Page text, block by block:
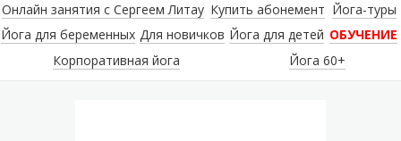
Онлайн занятия с Сергеем Литау Купить абонемент Йога-туры
Йога для беременных Для новичков Йога для детей ОБУЧЕНИЕ
Корпоративная йога
Йога 60+